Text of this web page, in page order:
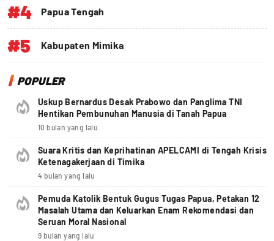
#4 Papua Tengah
#5 Kabupaten Mimika
POPULER
Uskup Bernardus Desak Prabowo dan Panglima TNI
Hentikan Pembunuhan Manusia di Tanah Papua
10 bulan yang lalu
Suara Kritis dan Keprihatinan APELCAMI di Tengah Krisis
Ketenagakerjaan di Timika
4 bulan yang lalu
Pemuda Katolik Bentuk Gugus Tugas Papua, Petakan 12
Masalah Utama dan Keluarkan Enam Rekomendasi dan
Seruan Moral Nasional
9 bulan yang lalu